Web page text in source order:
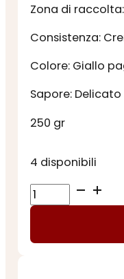
Zona di
Consistenza:
Colore: Giallo
Sapore:
250 gr
4 disponibili
MIELE
di
quantità